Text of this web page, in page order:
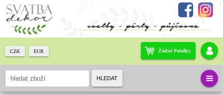
Žádné Položky
CZK EUR
HLEDAT